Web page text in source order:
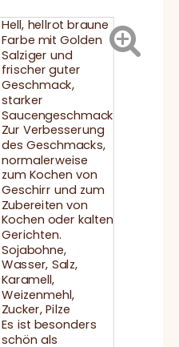
Hell, hellrot braune
Farbe mit Golden
Salziger und
frischer guter
Geschmack,
starker
Saucengeschmack
Zur Verbesserung
des Geschmacks,
normalerweise
zum Kochen von
Geschirr und zum
Zubereiten von
Kochen oder kalten
Gerichten.
Sojabohne,
Wasser, Salz,
Karamell,
Weizenmehl,
Zucker, Pilze
Es ist besonders
schön als